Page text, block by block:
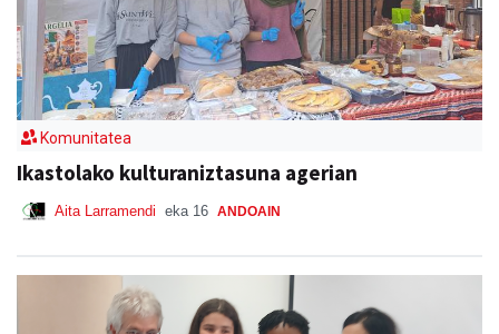
Komunitatea
Ikastolako kulturaniztasuna agerian
Aita Larramendi eka 16 ANDOAIN